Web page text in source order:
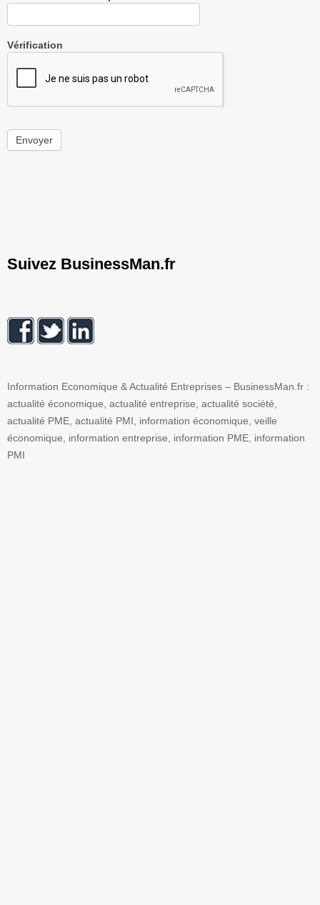
Vérification
Envoyer
Suivez BusinessMan.fr
Information Economique & Actualité Entreprises – BusinessMan.fr :
actualité économique, actualité entreprise, actualité société,
actualité PME, actualité PMI, information économique, veille
économique, information entreprise, information PME, information
PMI